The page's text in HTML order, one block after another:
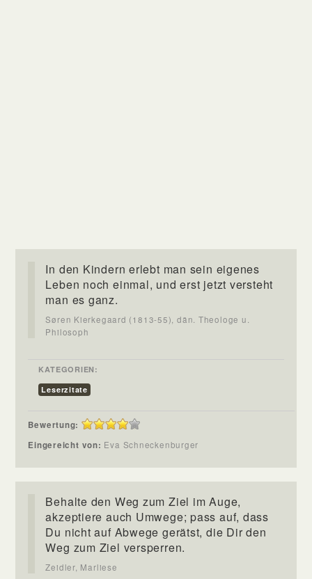
In den Kindern erlebt man sein eigenes
Leben noch einmal, und erst jetzt versteht
man es ganz.
Søren Kierkegaard (1813-55), dän. Theologe u.
Philosoph
KATEGORIEN:
Leserzitate
Bewertung:
Eingereicht von: Eva Schneckenburger
Behalte den Weg zum Ziel im Auge,
akzeptiere auch Umwege; pass auf, dass
Du nicht auf Abwege gerätst, die Dir den
Weg zum Ziel versperren.
Zeidler, Marliese